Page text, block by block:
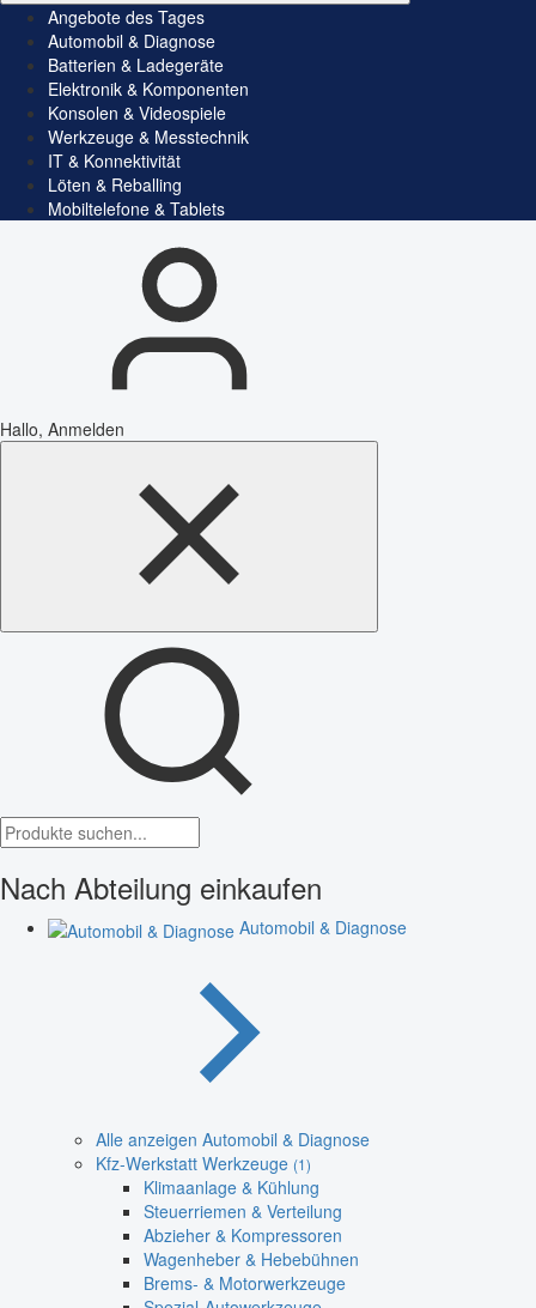
Angebote des Tages
Automobil & Diagnose
Batterien & Ladegeräte
Elektronik & Komponenten
Konsolen & Videospiele
Werkzeuge & Messtechnik
IT & Konnektivität
Löten & Reballing
Mobiltelefone & Tablets
Hallo, Anmelden
Nach Abteilung einkaufen
Automobil & Diagnose
Alle anzeigen Automobil & Diagnose
Kfz-Werkstatt Werkzeuge (1)
Klimaanlage & Kühlung
Steuerriemen & Verteilung
Abzieher & Kompressoren
Wagenheber & Hebebühnen
Brems- & Motorwerkzeuge